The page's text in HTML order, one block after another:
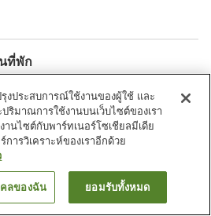
ที่พัก
ตู้จำหน่ายอัตโนมัติ
นครโมกะ Hotel R9 The Yard Moka Inter
นหาห้องพัก
งประสบการณ์ใช้งานของผู้ใช้ และ
ริมาณการใช้งานบนเว็บไซต์ของเรา
านไซต์กับพาร์ทเนอร์โซเชียลมีเดีย
ารวิเคราะห์ของเราอีกด้วย
ลของฉัน ยอมรับทั้งหมด